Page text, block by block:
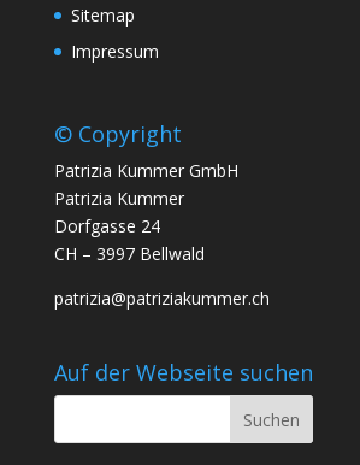
Sitemap
Impressum
© Copyright
Patrizia Kummer GmbH
Patrizia Kummer
Dorfgasse 24
CH – 3997 Bellwald
patrizia@patriziakummer.ch
Auf der Webseite suchen